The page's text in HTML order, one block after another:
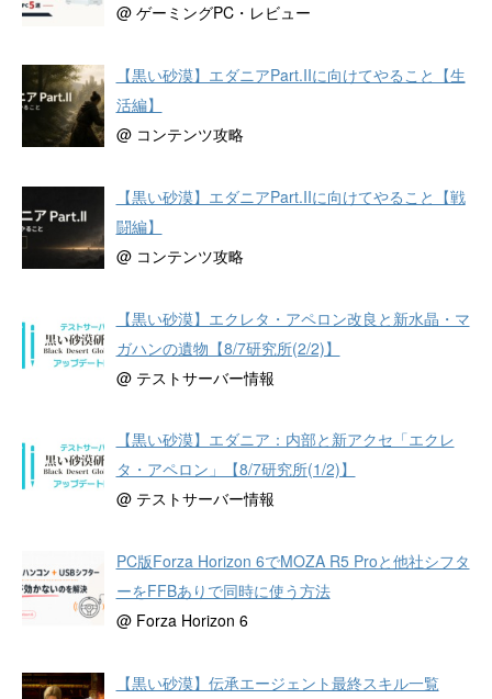
@ ゲーミングPC・レビュー
【黒い砂漠】エダニアPart.IIに向けてやること【生
活編】
@ コンテンツ攻略
【黒い砂漠】エダニアPart.IIに向けてやること【戦
闘編】
@ コンテンツ攻略
【黒い砂漠】エクレタ・アペロン改良と新水晶・マ
ガハンの遺物【8/7研究所(2/2)】
@ テストサーバー情報
【黒い砂漠】エダニア：内部と新アクセ「エクレ
タ・アペロン」【8/7研究所(1/2)】
@ テストサーバー情報
PC版Forza Horizon 6でMOZA R5 Proと他社シフタ
ーをFFBありで同時に使う方法
@ Forza Horizon 6
【黒い砂漠】伝承エージェント最終スキル一覧